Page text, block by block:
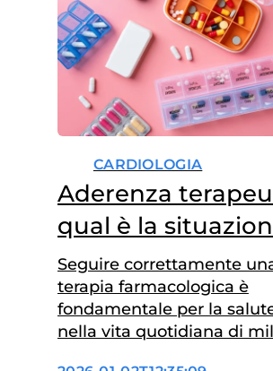
CARDIOLOGIA
Aderenza
qual è la
Italia?
Seguire correttamente
terapia farmacologica è
fondamentale per la
nella vita quotidiana di